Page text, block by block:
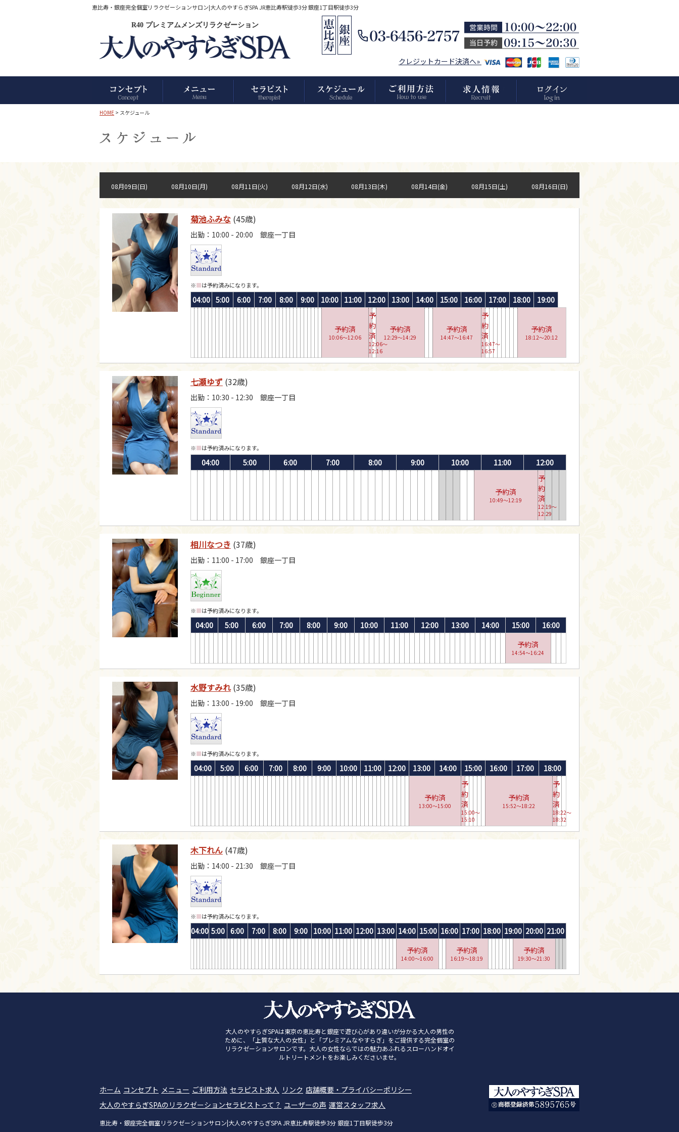
恵比寿・銀座完全個室リラクゼーションサロン|大人のやすらぎSPA JR恵比寿駅徒歩3分 銀座1丁目駅徒歩3分
R40 プレミアムメンズリラクゼーション
クレジットカード決済へ»
HOME > スケジュール
08月09日(日) 08月10日(月) 08月11日(火) 08月12日(水) 08月13日(木) 08月14日(金) 08月15日(土) 08月16日(日)
菊池ふみな (45歳)
出勤：10:00 - 20:00 銀座一丁目
※■は予約済みになります。
04:00 5:00 6:00 7:00 8:00 9:00 10:00 11:00 12:00 13:00 14:00 15:00 16:00 17:00 18:00 19:00
予約済
10:06〜12:06
予
約
済
12:06〜
12:16
予約済
12:29〜14:29
予約済
14:47〜16:47
予
約
済
16:47〜
16:57
予約済
18:12〜20:12
七瀬ゆず (32歳)
出勤：10:30 - 12:30 銀座一丁目
※■は予約済みになります。
04:00 5:00 6:00 7:00 8:00 9:00 10:00 11:00 12:00
予約済
10:49〜12:19
予
約
済
12:19〜
12:29
相川なつき (37歳)
出勤：11:00 - 17:00 銀座一丁目
※■は予約済みになります。
04:00 5:00 6:00 7:00 8:00 9:00 10:00 11:00 12:00 13:00 14:00 15:00
16:00
予約済
14:54〜16:24
水野すみれ (35歳)
出勤：13:00 - 19:00 銀座一丁目
※■は予約済みになります。
04:00 5:00 6:00 7:00 8:00 9:00 10:00 11:00 12:00 13:00 14:00 15:00 16:00 17:00 18:00
予約済
13:00〜15:00
予
約
済
15:00〜
15:10
予約済
15:52〜18:22
予
約
済
18:22〜
18:32
木下れん (47歳)
出勤：14:00 - 21:30 銀座一丁目
※■は予約済みになります。
04:00 5:00 6:00 7:00 8:00 9:00 10:00 11:00 12:00 13:00 14:00 15:00 16:00 17:00 18:00 19:00 20:00 21:00
予約済
14:00〜16:00
予約済
16:19〜18:19
予約済
19:30〜21:30
大人のやすらぎSPAは東京の恵比寿と銀座で遊び心があり違いが分かる大人の男性の
ために、「上質な大人の女性」と「プレミアムなやすらぎ」をご提供する完全個室の
リラクゼーションサロンです。大人の女性ならではの魅力あふれるスローハンドオイ
ルトリートメントをお楽しみくださいませ。
ホーム コンセプト メニュー ご利用方法 セラピスト求人 リンク 店舗概要・プライバシーポリシー
大人のやすらぎSPAのリラクゼーションセラピストって？ ユーザーの声 運営スタッフ求人
恵比寿・銀座完全個室リラクゼーションサロン|大人のやすらぎSPA JR恵比寿駅徒歩3分 銀座1丁目駅徒歩3分